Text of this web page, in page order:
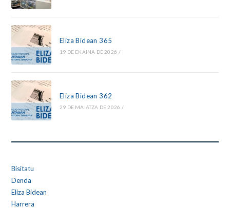
Eliza Bidean 365
19 DE EKAINA DE 2026 /
Eliza Bidean 362
29 DE MAIATZA DE 2026 /
Bisitatu
Denda
Eliza Bidean
Harrera